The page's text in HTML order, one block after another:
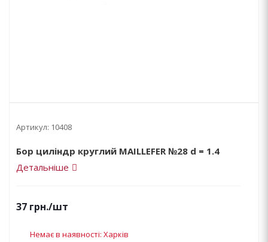
Артикул: 10408
Бор циліндр круглий MAILLEFER №28 d = 1.4
Детальніше
37 грн./шт
Немає в наявності: Харків